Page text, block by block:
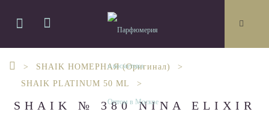
SHAIK НОМЕРНАЯ (Оригинал)
SHAIK PLATINUM 50 ML
SHAIK № 380 NINA ELIXIR